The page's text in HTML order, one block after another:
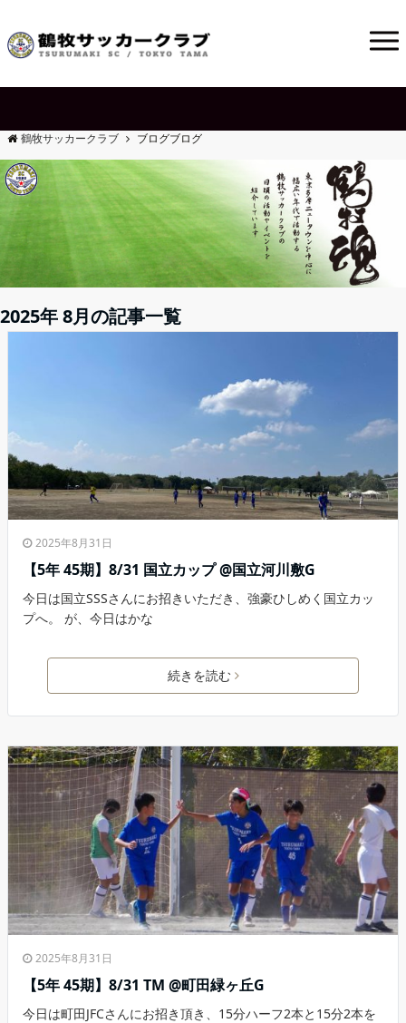
鶴牧サッカークラブ ブログブログ
2025年 8月の記事一覧
2025年8月31日
【5年 45期】8/31 国立カップ @国立河川敷G
今日は国立SSSさんにお招きいただき、強豪ひしめく国立カッ
プへ。 が、今日はかな
続きを読む
2025年8月31日
【5年 45期】8/31 TM @町田緑ヶ丘G
今日は町田JFCさんにお招き頂き、15分ハーフ2本と15分2本を